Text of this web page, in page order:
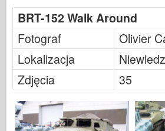
BRT-152 Walk Around
Fotograf
Olivier
Lokalizacja
Zdjęcia
35